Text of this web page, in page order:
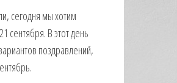
сегодня мы хотим
сентября. В этот день
поздравлений,